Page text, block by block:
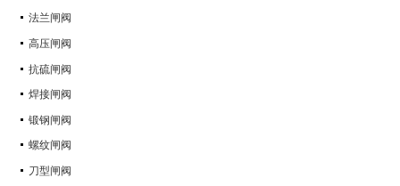
法兰闸阀
高压闸阀
抗硫闸阀
焊接闸阀
锻钢闸阀
螺纹闸阀
刀型闸阀